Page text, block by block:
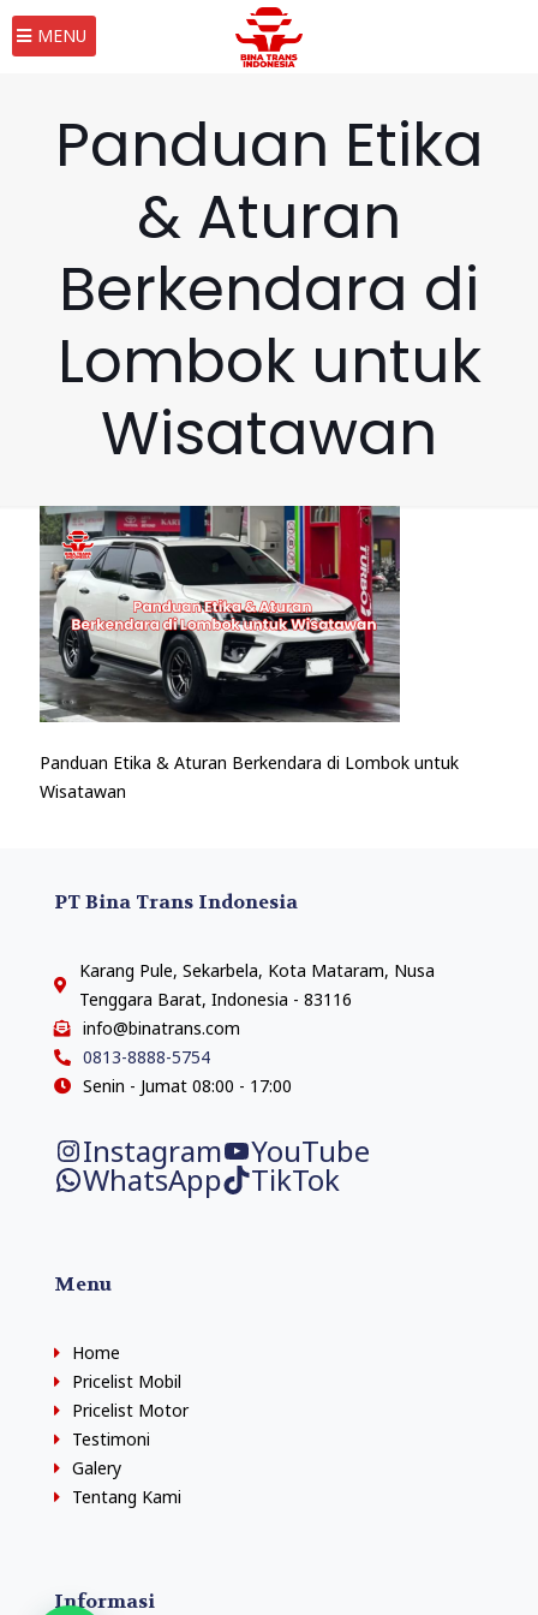
MENU
Panduan Etika
& Aturan
Berkendara di
Lombok untuk
Wisatawan
Panduan Etika & Aturan Berkendara di Lombok untuk
Wisatawan
PT Bina Trans Indonesia
Karang Pule, Sekarbela, Kota Mataram, Nusa
Tenggara Barat, Indonesia - 83116
info@binatrans.com
0813-8888-5754
Senin - Jumat 08:00 - 17:00
Instagram YouTube
WhatsApp TikTok
Menu
Home
Pricelist Mobil
Pricelist Motor
Testimoni
Galery
Tentang Kami
Informasi